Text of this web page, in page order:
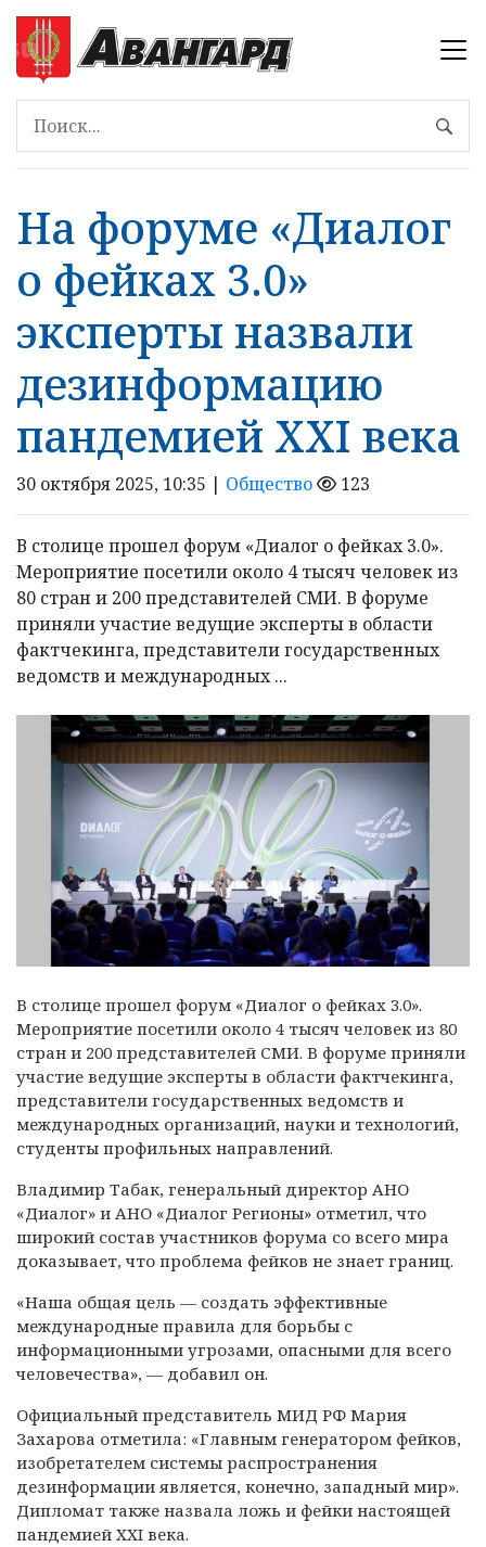
На форуме «Диалог
о фейках 3.0»
эксперты назвали
дезинформацию
пандемией XXI века
30 октября 2025, 10:35 | Общество 123
В столице прошел форум «Диалог о фейках 3.0».
Мероприятие посетили около 4 тысяч человек из
80 стран и 200 представителей СМИ. В форуме
приняли участие ведущие эксперты в области
фактчекинга, представители государственных
ведомств и международных ...
В столице прошел форум «Диалог о фейках 3.0».
Мероприятие посетили около 4 тысяч человек из 80
стран и 200 представителей СМИ. В форуме приняли
участие ведущие эксперты в области фактчекинга,
представители государственных ведомств и
международных организаций, науки и технологий,
студенты профильных направлений.
Владимир Табак, генеральный директор АНО
«Диалог» и АНО «Диалог Регионы» отметил, что
широкий состав участников форума со всего мира
доказывает, что проблема фейков не знает границ.
«Наша общая цель — создать эффективные
международные правила для борьбы с
информационными угрозами, опасными для всего
человечества», — добавил он.
Официальный представитель МИД РФ Мария
Захарова отметила: «Главным генератором фейков,
изобретателем системы распространения
дезинформации является, конечно, западный мир».
Дипломат также назвала ложь и фейки настоящей
пандемией XXI века.